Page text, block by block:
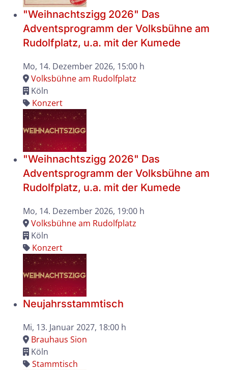
"Weihnachtszigg 2026" Das
Adventsprogramm der Volksbühne am
Rudolfplatz, u.a. mit der Kumede
Mo, 14. Dezember 2026, 15:00 h
Volksbühne am Rudolfplatz
Köln
Konzert
"Weihnachtszigg 2026" Das
Adventsprogramm der Volksbühne am
Rudolfplatz, u.a. mit der Kumede
Mo, 14. Dezember 2026, 19:00 h
Volksbühne am Rudolfplatz
Köln
Konzert
Neujahrsstammtisch
Mi, 13. Januar 2027, 18:00 h
Brauhaus Sion
Köln
Stammtisch